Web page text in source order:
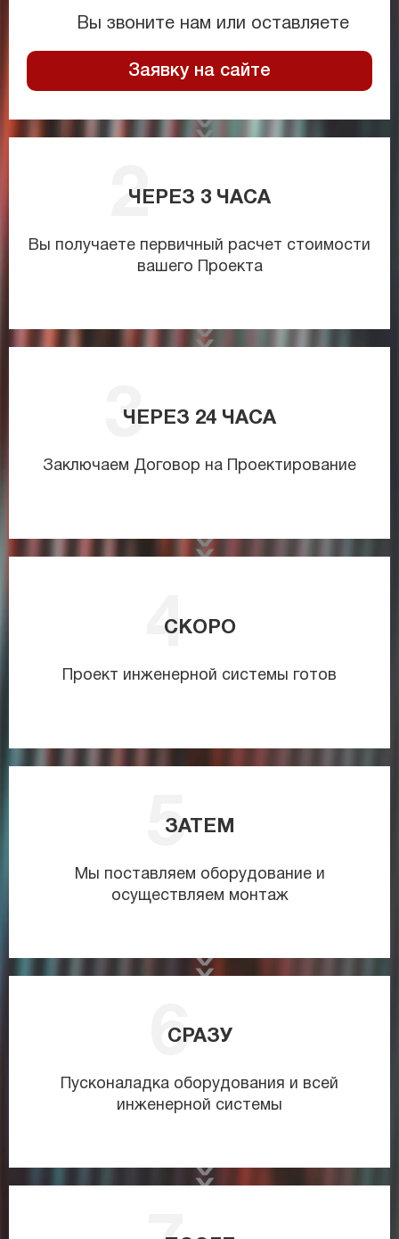
Вы звоните нам или оставляете
Заявку на сайте
ЧЕРЕЗ 3 ЧАСА
Вы получаете первичный расчет стоимости
вашего Проекта
ЧЕРЕЗ 24 ЧАСА
Заключаем Договор на Проектирование
СКОРО
Проект инженерной системы готов
ЗАТЕМ
Мы поставляем оборудование и
осуществляем монтаж
СРАЗУ
Пусконаладка оборудования и всей
инженерной системы